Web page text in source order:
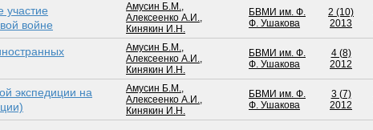
участие
войне
Амусин Б.М.,
Алексеенко А.И.,
Кинякин И.Н.
БВМИ им. Ф.
Ф. Ушакова
2 (10)
2013
Амусин Б.М.,
Алексеенко А.И.,
Кинякин И.Н.
БВМИ им. Ф.
Ф. Ушакова
4 (8)
2012
экспедиции на
Амусин Б.М.,
Алексеенко А.И.,
Кинякин И.Н.
БВМИ им. Ф.
Ф. Ушакова
3 (7)
2012